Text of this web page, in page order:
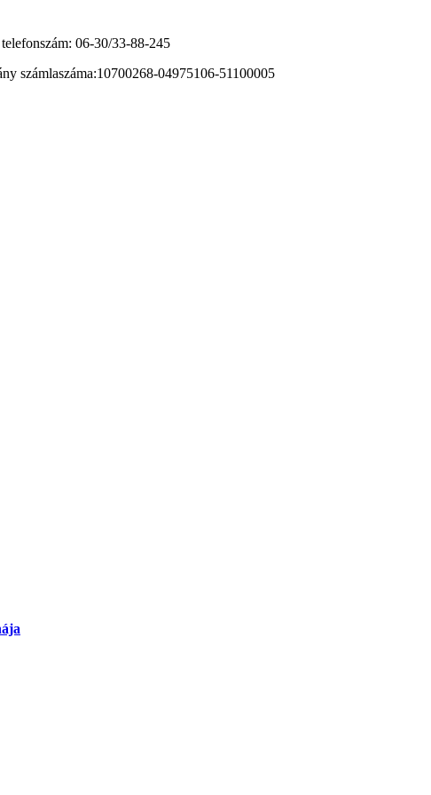
telefonszám: 06-30/33-88-245
számlaszáma:10700268-04975106-51100005